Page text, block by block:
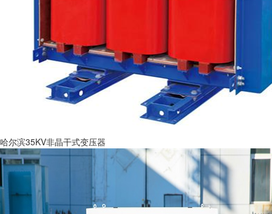
哈尔滨35KV非晶干式变压器